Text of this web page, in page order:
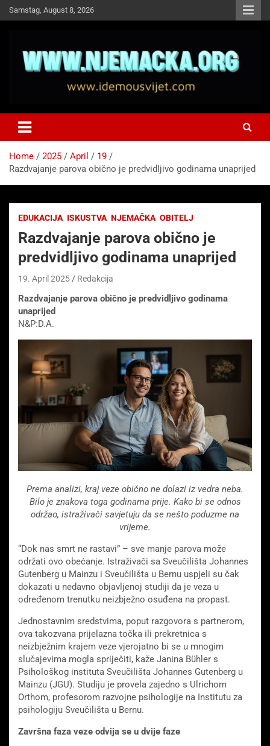
Skip
to
Samstag, August 8, 2026
Idemo u Svijet-Njemacka!
Home 2025 April
19
Razdvajanje parova obično je predvidljivo godinama unaprijed
EDUKACIJA ISKUSTVA NJEMAČKA OBITELJ
Razdvajanje parova obično je
predvidljivo godinama unaprijed
19. April 2025 Redakcija
Razdvajanje parova obično je predvidljivo godinama
unaprijed
N&P:D.A.
Prema analizi, kraj veze obično ne dolazi iz vedra neba.
Bilo je znakova toga godinama prije. Kako bi se odnos
održao, istraživači savjetuju da se nešto poduzme na
vrijeme.
“Dok nas smrt ne rastavi” – sve manje parova može
održati ovo obećanje. Istraživači sa Sveučilišta Johannes
Gutenberg u Mainzu i Sveučilišta u Bernu uspjeli su čak
dokazati u nedavno objavljenoj studiji da je veza u
određenom trenutku neizbježno osuđena na propast.
Jednostavnim sredstvima, poput razgovora s partnerom,
ova takozvana prijelazna točka ili prekretnica s
neizbježnim krajem veze vjerojatno bi se u mnogim
slučajevima mogla spriječiti, kaže Janina Bühler s
Psihološkog instituta Sveučilišta Johannes Gutenberg u
Mainzu (JGU). Studiju je provela zajedno s Ulrichom
Orthom, profesorom razvojne psihologije na Institutu za
psihologiju Sveučilišta u Bernu.
Završna faza veze odvija se u dvije faze